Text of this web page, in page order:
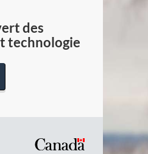
des
technologie